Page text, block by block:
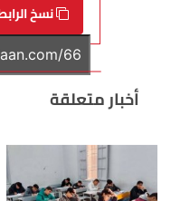
نسخ الرابط المقال
أخبار متعلقة